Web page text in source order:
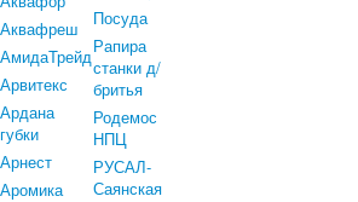
Аквафреш
АмидаТрейд
Арвитекс
Ардана
губки
Арнест
Аромика
Посуда
Рапира
станки д/
бритья
Родемос
НПЦ
РУСАЛ-
Саянская